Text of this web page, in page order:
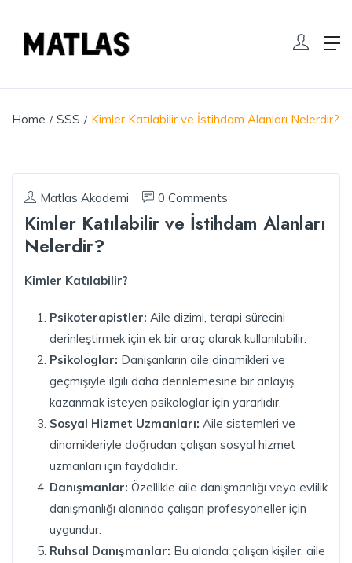
Home SSS Kimler Katılabilir ve İstihdam Alanları Nelerdir?
Matlas Akademi 0 Comments
Kimler Katılabilir ve İstihdam Alanları
Nelerdir?
Kimler Katılabilir?
Psikoterapistler: Aile dizimi, terapi sürecini
derinleştirmek için ek bir araç olarak kullanılabilir.
Psikologlar: Danışanların aile dinamikleri ve
geçmişiyle ilgili daha derinlemesine bir anlayış
kazanmak isteyen psikologlar için yararlıdır.
Sosyal Hizmet Uzmanları: Aile sistemleri ve
dinamikleriyle doğrudan çalışan sosyal hizmet
uzmanları için faydalıdır.
Danışmanlar: Özellikle aile danışmanlığı veya evlilik
danışmanlığı alanında çalışan profesyoneller için
uygundur.
Ruhsal Danışmanlar: Bu alanda çalışan kişiler, aile